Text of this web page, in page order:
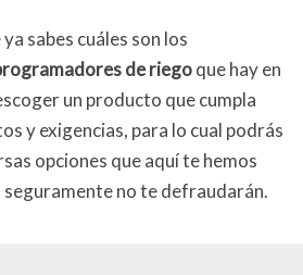
sabes cuáles son los
de riegoque hay en
un producto que cumpla
y exigencias, para lo cual podrás
opciones que aquí te hemos
no te defraudarán.